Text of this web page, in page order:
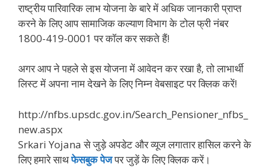
राष्ट्रीय पारिवारिक लाभ योजना के बारे में अधिक जानकारी प्राप्त
करने के लिए आप सामाजिक कल्याण विभाग के टोल फ्री नंबर
1800-419-0001 पर कॉल कर सकते हैं!
अगर आप ने पहले से इस योजना में आवेदन कर रखा है, तो लाभार्थी
लिस्ट में अपना नाम देखने के लिए निम्न वेबसाइट पर क्लिक करें!
http://nfbs.upsdc.gov.in/Search_Pensioner_nfbs_
new.aspx
Srkari Yojana से जुड़े अपडेट और व्‍यूज लगातार हासिल करने के
लिए हमारे साथफेसबुक पेजपर जुड़ें के ल‍िए क्‍ल‍िक करें।